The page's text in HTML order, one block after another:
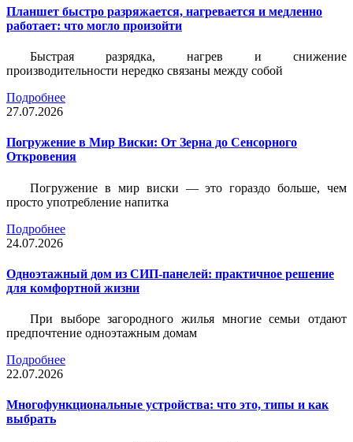
Планшет быстро разряжается, нагревается и медленно
работает: что могло произойти
Быстрая разрядка, нагрев и снижение
производительности нередко связаны между собой
Подробнее
27.07.2026
Погружение в Мир Виски: От Зерна до Сенсорного
Откровения
Погружение в мир виски — это гораздо больше, чем
просто употребление напитка
Подробнее
24.07.2026
Одноэтажный дом из СИП-панелей: практичное решение
для комфортной жизни
При выборе загородного жилья многие семьи отдают
предпочтение одноэтажным домам
Подробнее
22.07.2026
Многофункциональные устройства: что это, типы и как
выбрать